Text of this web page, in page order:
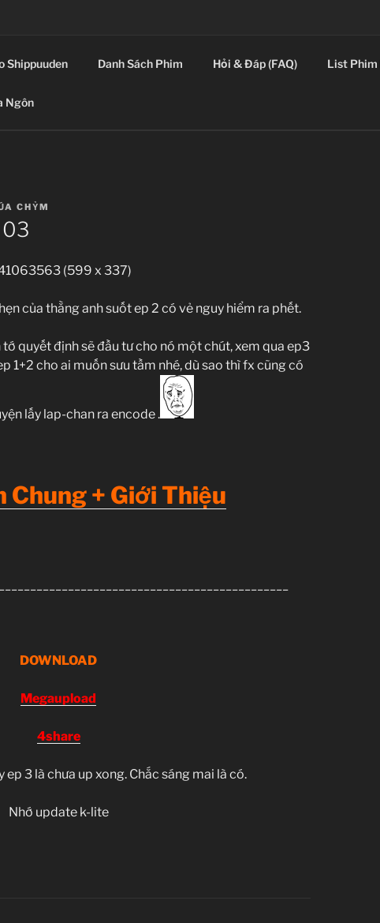
LEADING SICKOS
Shippuuden Danh Sách Phim Hỏi & Đáp (FAQ) List Phim
Ngôn
CHỶM
của thằng anh suốt ep 2 có vẻ nguy hiểm ra phết.
quyết định sẽ đầu tư cho nó một chút, xem qua ep3
1+2 cho ai muốn sưu tầm nhé, dù sao thì fx cũng có
lấy lap-chan ra encode .
Chung + Giới Thiệu
DOWNLOAD
Megaupload
4share
ep 3 là chưa up xong. Chắc sáng mai là có.
Nhớ update k-lite